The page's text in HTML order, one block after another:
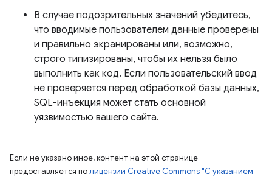
В случае подозрительных значений убедитесь,
что вводимые пользователем данные проверены
и правильно экранированы или, возможно,
строго типизированы, чтобы их нельзя было
выполнить как код. Если пользовательский ввод
не проверяется перед обработкой базы данных,
SQL-инъекция может стать основной
уязвимостью вашего сайта.
Если не указано иное, контент на этой странице
предоставляется полицензии Creative Commons "С указанием